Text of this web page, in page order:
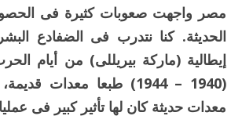
مصر واجهت صعوبات كثيرة فى
الحديثة. كنا نتدرب فى الضفادع
إيطالية (ماركة بيريللى) من أيام الحرب
(1940 – 1944) طبعا معدات
معدات حديثة كان لها تأثير كبير فى